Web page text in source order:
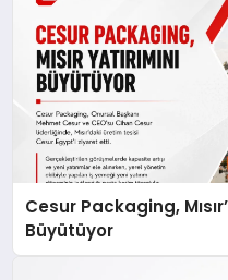
Cesur Packaging,
Büyütüyor